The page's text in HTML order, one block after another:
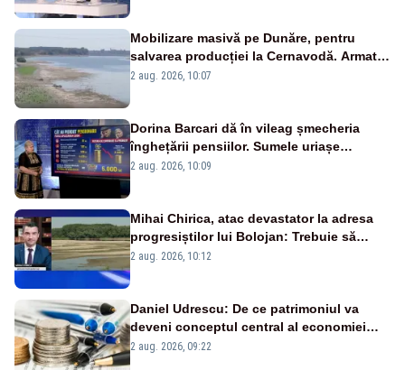
Mobilizare masivă pe Dunăre, pentru
salvarea producției la Cernavodă. Armata
va detona o stâncă și va devia apa
2 aug. 2026, 10:07
Dorina Barcari dă în vileag șmecheria
înghețării pensiilor. Sumele uriașe
pierdute de fiecare român
2 aug. 2026, 10:09
Mihai Chirica, atac devastator la adresa
progresiștilor lui Bolojan: Trebuie să
protejăm și natura, dar nu șținem omaneii
2 aug. 2026, 10:12
Daniel Udrescu: De ce patrimoniul va
deveni conceptul central al economiei
viitoare?
2 aug. 2026, 09:22